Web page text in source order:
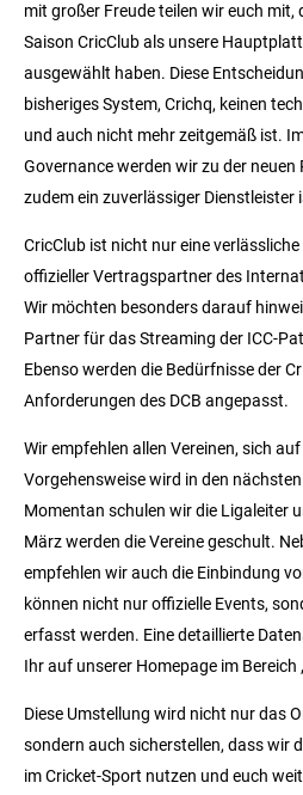
mit großer Freude teilen wir euch
Saison CricClub als unsere
ausgewählt haben. Diese
bisheriges System, Crichq, keinen
und auch nicht mehr zeitgemäß ist.
Governance werden wir zu der
zudem ein zuverlässiger Dienstleister
CricClub ist nicht nur eine
offizieller Vertragspartner des
Wir möchten besonders darauf
Partner für das Streaming der ICC-
Ebenso werden die Bedürfnisse der
Anforderungen des DCB angepasst.
Wir empfehlen allen Vereinen, sich
Vorgehensweise wird in den
Momentan schulen wir die Ligaleiter
März werden die Vereine geschult.
empfehlen wir auch die Einbindung
können nicht nur offizielle Events,
erfasst werden. Eine detaillierte
Ihr auf unserer Homepage im Bereich
Diese Umstellung wird nicht nur das
sondern auch sicherstellen, dass wir
im Cricket-Sport nutzen und euch